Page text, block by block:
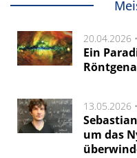
20.04.2026 •
Ein
13.05.2026 •
um das